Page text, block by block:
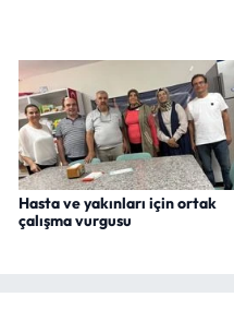
Hasta ve yakınları için ortak
çalışma vurgusu